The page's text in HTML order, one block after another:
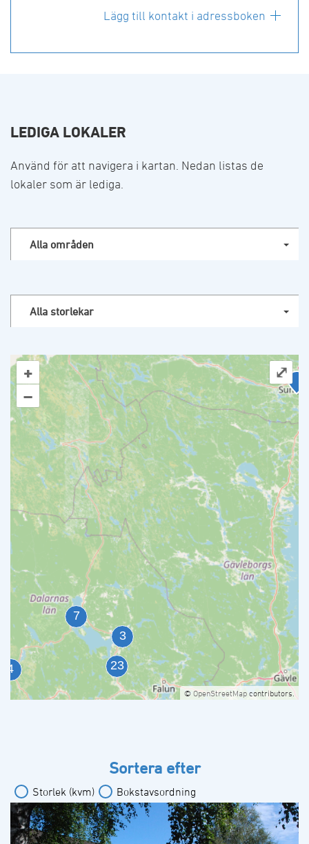
Lägg till kontakt i adressboken
LEDIGA LOKALER
Använd för att navigera i kartan. Nedan listas de
lokaler som är lediga.
Alla områden
Alla storlekar
+
–
© OpenStreetMap contributors.
⤢
Sortera efter
Storlek (kvm) Bokstavsordning